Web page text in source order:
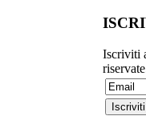
Iscriviti